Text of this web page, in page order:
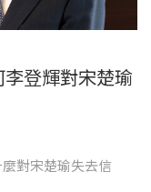
登輝對宋楚瑜
對宋楚瑜失去信